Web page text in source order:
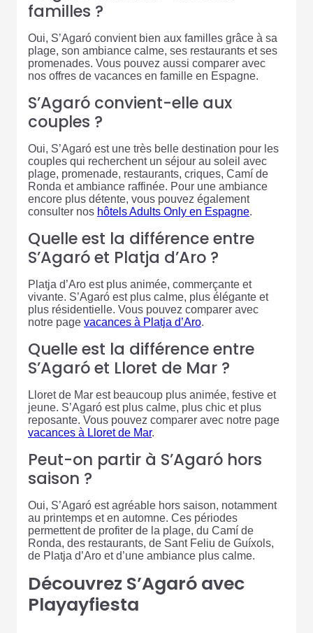
familles ?
Oui, S’Agaró convient bien aux familles grâce à sa
plage, son ambiance calme, ses restaurants et ses
promenades. Vous pouvez aussi comparer avec
nos offres de vacances en famille en Espagne.
S’Agaró convient-elle aux
couples ?
Oui, S’Agaró est une très belle destination pour les
couples qui recherchent un séjour au soleil avec
plage, promenade, restaurants, criques, Camí de
Ronda et ambiance raffinée. Pour une ambiance
encore plus détente, vous pouvez également
consulter nos hôtels Adults Only en Espagne.
Quelle est la différence entre
S’Agaró et Platja d’Aro ?
Platja d’Aro est plus animée, commerçante et
vivante. S’Agaró est plus calme, plus élégante et
plus résidentielle. Vous pouvez comparer avec
notre page vacances à Platja d’Aro.
Quelle est la différence entre
S’Agaró et Lloret de Mar ?
Lloret de Mar est beaucoup plus animée, festive et
jeune. S’Agaró est plus calme, plus chic et plus
reposante. Vous pouvez comparer avec notre page
vacances à Lloret de Mar.
Peut-on partir à S’Agaró hors
saison ?
Oui, S’Agaró est agréable hors saison, notamment
au printemps et en automne. Ces périodes
permettent de profiter de la plage, du Camí de
Ronda, des restaurants, de Sant Feliu de Guíxols,
de Platja d’Aro et d’une ambiance plus calme.
Découvrez S’Agaró avec
Playayfiesta